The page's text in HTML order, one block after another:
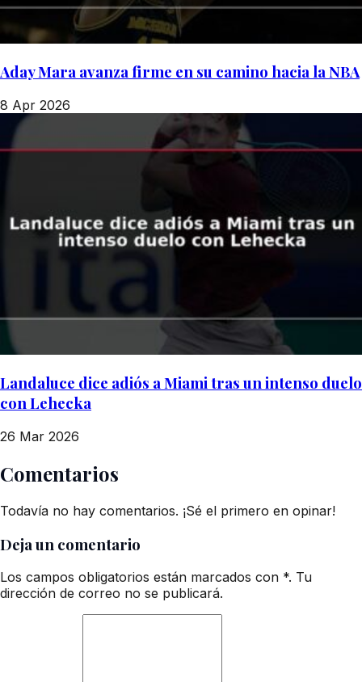
Aday Mara avanza firme en su camino hacia la NBA
8 Apr 2026
Landaluce dice adiós a Miami tras un intenso duelo
con Lehecka
26 Mar 2026
Comentarios
Todavía no hay comentarios. ¡Sé el primero en opinar!
Deja un comentario
Los campos obligatorios están marcados con *. Tu
dirección de correo no se publicará.